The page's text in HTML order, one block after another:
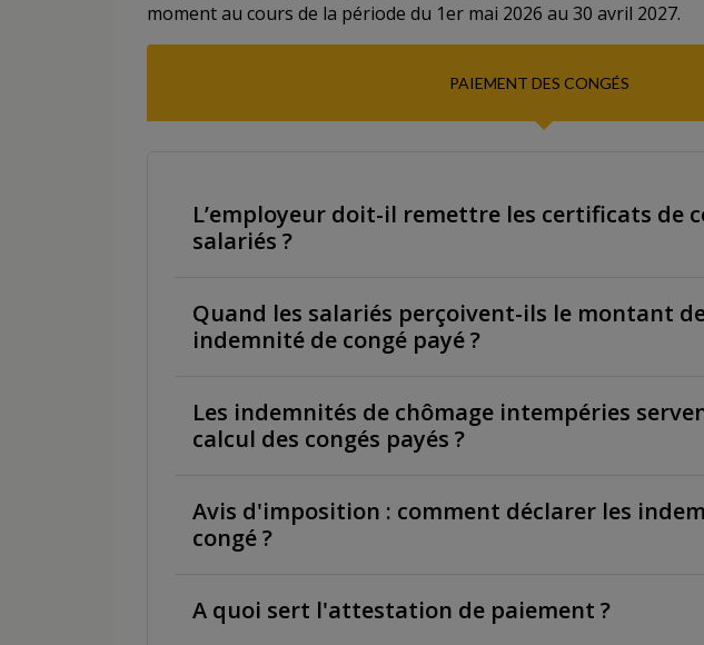
moment au cours de la période du 1er mai 2026 au 30 avril 2027.
PAIEMENT DES CONGÉS
L’employeur doit-il remettre les certificats de
salariés ?
Quand les salariés perçoivent-ils le montant
indemnité de congé payé ?
Les indemnités de chômage intempéries
calcul des congés payés ?
Avis d'imposition : comment déclarer les
congé ?
A quoi sert l'attestation de paiement ?